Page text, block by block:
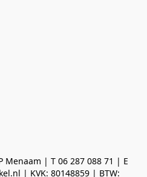
Menaam | T 06 287 088 71 | E
| KVK: 80148859 | BTW: